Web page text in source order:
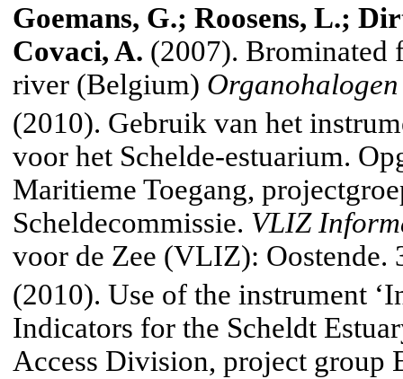
Goemans, G.; Roosens, L.;
Covaci, A. (2007). Brominated
river (Belgium) Organohalogen
(2010). Gebruik van het
voor het Schelde-estuarium.
Maritieme Toegang,
Scheldecommissie. VLIZ
voor de Zee (VLIZ): Oostende.
(2010). Use of the instrument
Indicators for the Scheldt
Access Division, project group